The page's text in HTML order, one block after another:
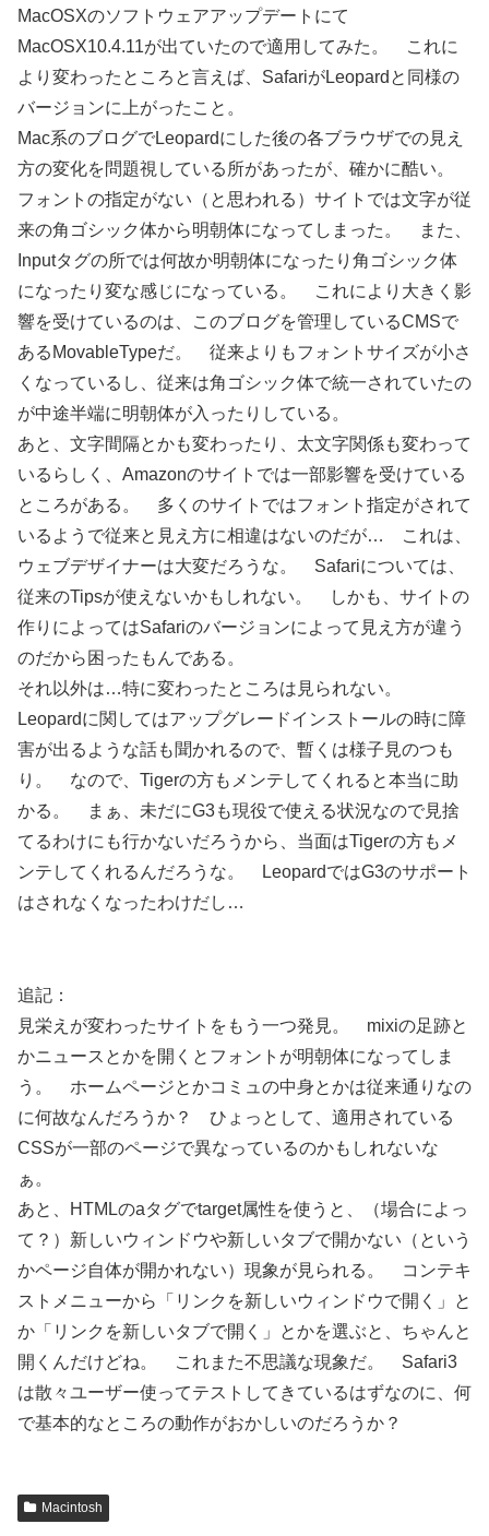
MacOSXのソフトウェアアップデートにて
MacOSX10.4.11が出ていたので適用してみた。 これに
より変わったところと言えば、SafariがLeopardと同様の
バージョンに上がったこと。
Mac系のブログでLeopardにした後の各ブラウザでの見え
方の変化を問題視している所があったが、確かに酷い。
フォントの指定がない（と思われる）サイトでは文字が従
来の角ゴシック体から明朝体になってしまった。 また、
Inputタグの所では何故か明朝体になったり角ゴシック体
になったり変な感じになっている。 これにより大きく影
響を受けているのは、このブログを管理しているCMSで
あるMovableTypeだ。 従来よりもフォントサイズが小さ
くなっているし、従来は角ゴシック体で統一されていたの
が中途半端に明朝体が入ったりしている。
あと、文字間隔とかも変わったり、太文字関係も変わって
いるらしく、Amazonのサイトでは一部影響を受けている
ところがある。 多くのサイトではフォント指定がされて
いるようで従来と見え方に相違はないのだが… これは、
ウェブデザイナーは大変だろうな。 Safariについては、
従来のTipsが使えないかもしれない。 しかも、サイトの
作りによってはSafariのバージョンによって見え方が違う
のだから困ったもんである。
それ以外は…特に変わったところは見られない。
Leopardに関してはアップグレードインストールの時に障
害が出るような話も聞かれるので、暫くは様子見のつも
り。 なので、Tigerの方もメンテしてくれると本当に助
かる。 まぁ、未だにG3も現役で使える状況なので見捨
てるわけにも行かないだろうから、当面はTigerの方もメ
ンテしてくれるんだろうな。 LeopardではG3のサポート
はされなくなったわけだし…
追記：
見栄えが変わったサイトをもう一つ発見。 mixiの足跡と
かニュースとかを開くとフォントが明朝体になってしま
う。 ホームページとかコミュの中身とかは従来通りなの
に何故なんだろうか？ ひょっとして、適用されている
CSSが一部のページで異なっているのかもしれないな
ぁ。
あと、HTMLのaタグでtarget属性を使うと、（場合によっ
て？）新しいウィンドウや新しいタブで開かない（という
かページ自体が開かれない）現象が見られる。 コンテキ
ストメニューから「リンクを新しいウィンドウで開く」と
か「リンクを新しいタブで開く」とかを選ぶと、ちゃんと
開くんだけどね。 これまた不思議な現象だ。 Safari3
は散々ユーザー使ってテストしてきているはずなのに、何
で基本的なところの動作がおかしいのだろうか？
Macintosh